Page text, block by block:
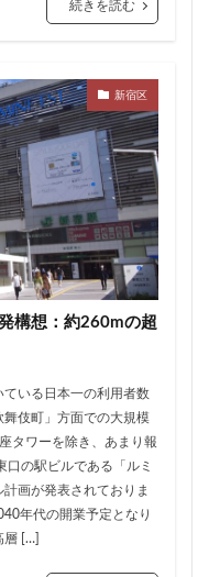
続きを読む
新宿区
構想：約260mの超
いる日本一の利用者数
舞伎町」方面での大規模
タワーを除き、あまり報
の駅ビルである「ルミ
画が発表されておりま
年代の開業予定となり
層 […]
上野駅
道 中央道
中目黒
野区役所 中野駅
警察署 乃木坂
条 九段下
井荻駅 交差点
京急川崎
線 京成高砂駅
伊勢原市
住吉駅 住宅
六本木ヒルズ